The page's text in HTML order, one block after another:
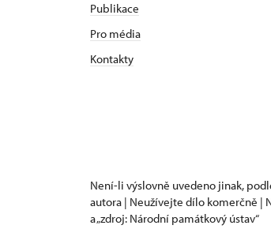
Publikace
Pro média
Kontakty
Není-li výslovně uvedeno jinak,
autora | Neužívejte dílo komerčně |
a „zdroj: Národní památkový ústav“